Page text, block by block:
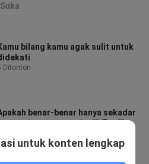
Suka
bilang kamu agak sulit untuk
Ditonton
benar-benar hanya sekadar
tangan.......❓👊🏻😭👊🏻
untuk konten lengkap